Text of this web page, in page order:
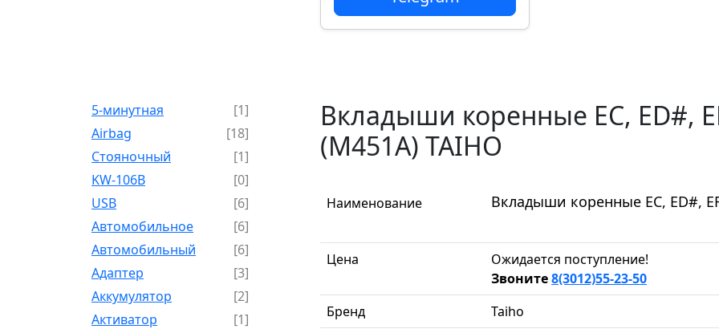
5-минутная
[1]
Airbag
[18]
Cтояночный
[1]
KW-106B
[0]
USB
[6]
Автомобильное
[6]
Автомобильный
[6]
Адаптер
[3]
Аккумулятор
[2]
Активатор
[1]
Вкладыши коренные EC, ED#,
(M451A) TAIHO
Наименование Вкладыши коренные EC, ED#,
Цена
Ожидается поступление!
Звоните8(3012)55-23-50
Бренд
Taiho